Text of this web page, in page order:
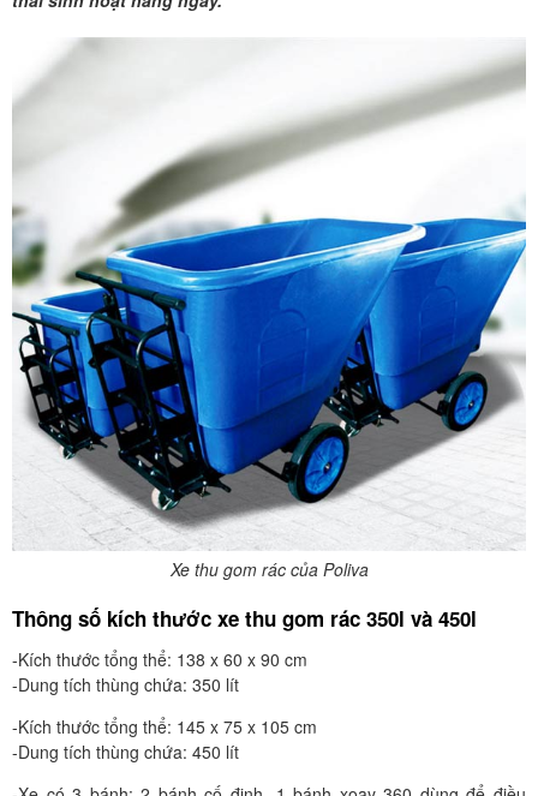
Xe thu gom rác của Poliva
Thông số kích thước xe thu gom rác 350l và 450l
-Kích thước tổng thể: 138 x 60 x 90 cm
-Dung tích thùng chứa: 350 lít
-Kích thước tổng thể: 145 x 75 x 105 cm
-Dung tích thùng chứa: 450 lít